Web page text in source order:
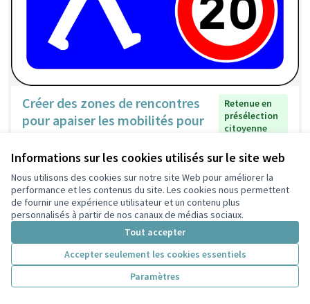
Informations sur les cookies utilisés sur le site web
Nous utilisons des cookies sur notre site Web pour améliorer la
performance et les contenus du site. Les cookies nous permettent
de fournir une expérience utilisateur et un contenu plus
personnalisés à partir de nos canaux de médias sociaux.
Tout accepter
Accepter seulement les cookies essentiels
Paramètres
Créer des zones de rencontres
pour apaiser les mobilités pour
Retenue en
présélection
citoyenne
Lamfou 2 0